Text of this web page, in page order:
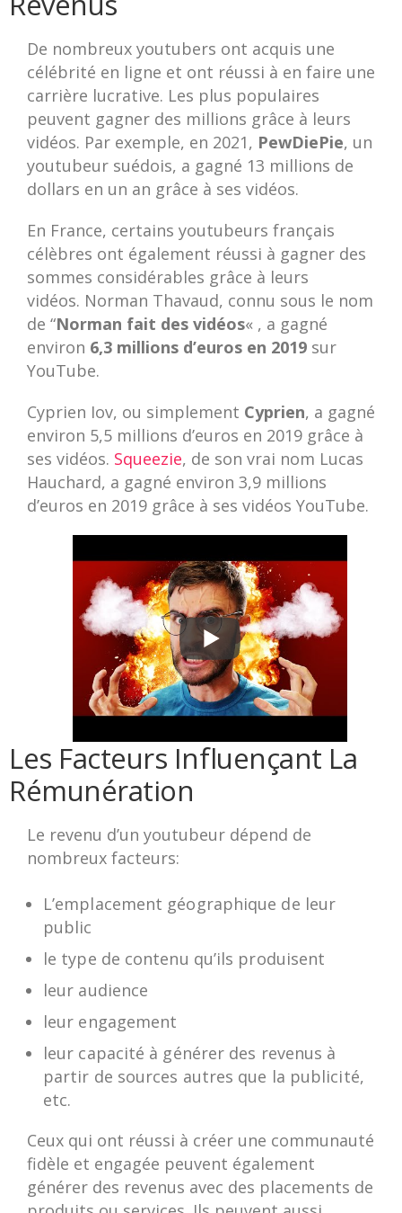
De nombreux youtubers ont acquis une
célébrité en ligne et ont réussi à en faire une
carrière lucrative. Les plus populaires
peuvent gagner des millions grâce à leurs
vidéos. Par exemple, en 2021, PewDiePie, un
youtubeur suédois, a gagné 13 millions de
dollars en un an grâce à ses vidéos.
En France, certains youtubeurs français
célèbres ont également réussi à gagner des
sommes considérables grâce à leurs
vidéos. Norman Thavaud, connu sous le nom
de “Norman fait des vidéos« , a gagné
environ 6,3 millions d’euros en 2019 sur
YouTube.
Cyprien Iov, ou simplement Cyprien, a gagné
environ 5,5 millions d’euros en 2019 grâce à
ses vidéos. Squeezie, de son vrai nom Lucas
Hauchard, a gagné environ 3,9 millions
d’euros en 2019 grâce à ses vidéos YouTube.
Les Facteurs Influençant La
Rémunération
Le revenu d’un youtubeur dépend de
nombreux facteurs:
L’emplacement géographique de leur
public
le type de contenu qu’ils produisent
leur audience
leur engagement
leur capacité à générer des revenus à
partir de sources autres que la publicité,
etc.
Ceux qui ont réussi à créer une communauté
fidèle et engagée peuvent également
générer des revenus avec des placements de